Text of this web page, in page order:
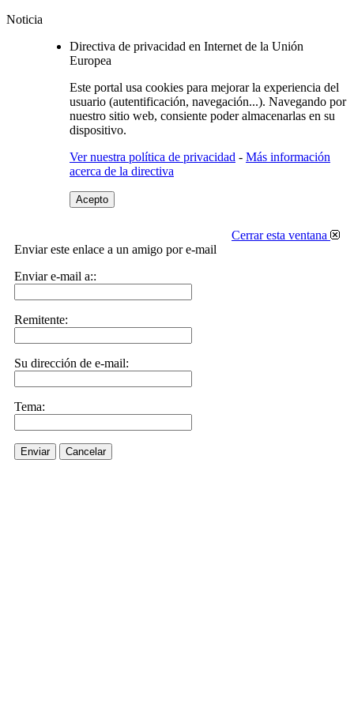
Noticia
Directiva de privacidad en Internet de la Unión
Europea
Este portal usa cookies para mejorar la experiencia del
usuario (autentificación, navegación...). Navegando por
nuestro sitio web, consiente poder almacenarlas en su
dispositivo.
Ver nuestra política de privacidad - Más información
acerca de la directiva
Acepto
Cerrar esta ventana
Enviar este enlace a un amigo por e-mail
Enviar e-mail a::
Remitente:
Su dirección de e-mail:
Tema:
Enviar Cancelar